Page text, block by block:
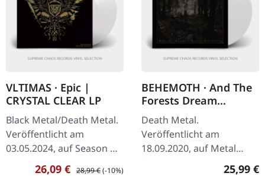
VLTIMAS · Epic |
CRYSTAL CLEAR LP
Black Metal/Death Metal.
Veröffentlicht am
03.05.2024, auf Season Of
Mist. Crystal Clear Vinyl,
Verkaufspreis:
26,09 € Regulärer Preis:
28,99 €(-10%)
BEHEMOTH · And The
Forests Dream
Eternally | WHITE 2LP
Death Metal.
Veröffentlicht am
18.09.2020, auf Metal
Blade Records. Weißes25,99 €